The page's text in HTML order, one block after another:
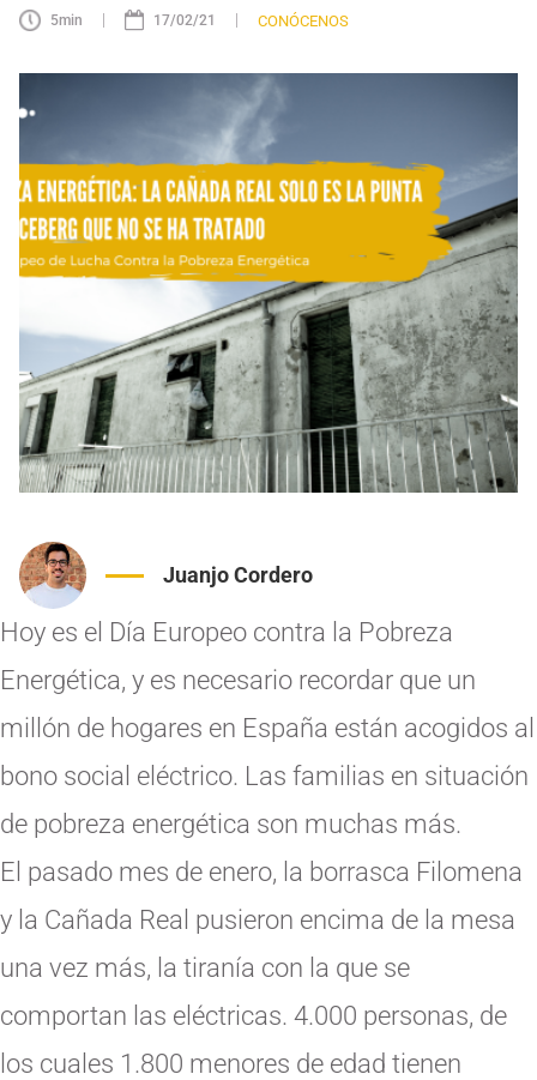
5min | 17/02/21 | CONÓCENOS
Juanjo Cordero
Hoy es el Día Europeo contra la Pobreza
Energética, y es necesario recordar que un
millón de hogares en España están acogidos al
bono social eléctrico. Las familias en situación
de pobreza energética son muchas más.
El pasado mes de enero, la borrasca Filomena
y la Cañada Real pusieron encima de la mesa
una vez más, la tiranía con la que se
comportan las eléctricas. 4.000 personas, de
los cuales 1.800 menores de edad tienen